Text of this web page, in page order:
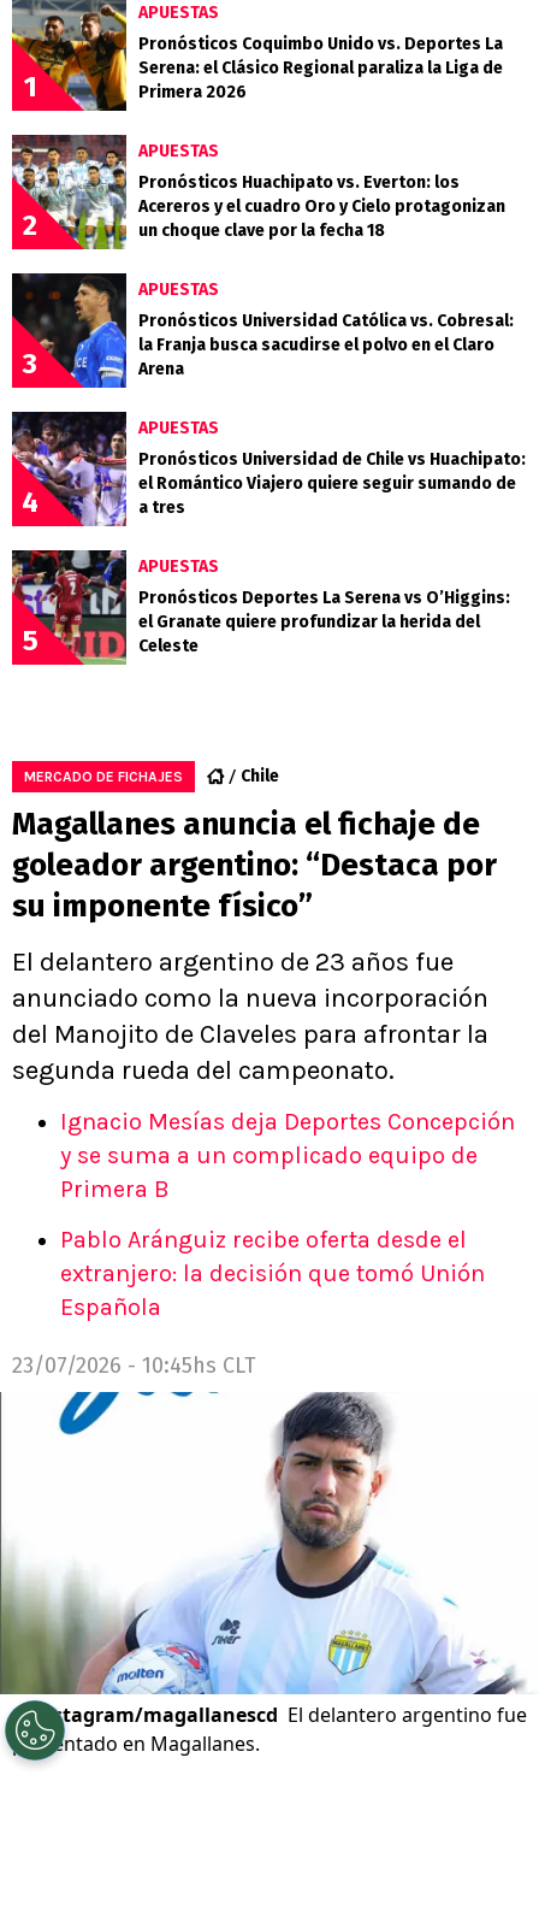
1
APUESTAS
Pronósticos Coquimbo Unido vs. Deportes La
Serena: el Clásico Regional paraliza la Liga de
Primera 2026
2
APUESTAS
Pronósticos Huachipato vs. Everton: los
Acereros y el cuadro Oro y Cielo protagonizan
un choque clave por la fecha 18
3
APUESTAS
Pronósticos Universidad Católica vs. Cobresal:
la Franja busca sacudirse el polvo en el Claro
Arena
4
APUESTAS
Pronósticos Universidad de Chile vs Huachipato:
el Romántico Viajero quiere seguir sumando de
a tres
5
APUESTAS
Pronósticos Deportes La Serena vs O’Higgins:
el Granate quiere profundizar la herida del
Celeste
MERCADO DE FICHAJES Chile
Magallanes anuncia el fichaje de
goleador argentino: “Destaca por
su imponente físico”
El delantero argentino de 23 años fue
anunciado como la nueva incorporación
del Manojito de Claveles para afrontar la
segunda rueda del campeonato.
Ignacio Mesías deja Deportes Concepción
y se suma a un complicado equipo de
Primera B
Pablo Aránguiz recibe oferta desde el
extranjero: la decisión que tomó Unión
Española
23/07/2026 - 10:45hs CLT
©Instagram/magallanescd El delantero argentino fue
presentado en Magallanes.